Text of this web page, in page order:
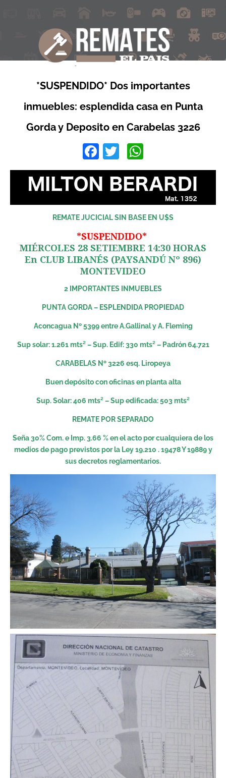
*SUSPENDIDO* Dos importantes
inmuebles: esplendida casa en Punta
Gorda y Deposito en Carabelas 3226
Facebook
Twitter
REMATE JUCICIAL SIN BASE EN U$S
*SUSPENDIDO*
MIÉRCOLES 28 SETIEMBRE 14:30 HORAS
En CLUB LIBANÉS (PAYSANDÚ Nº 896)
MONTEVIDEO
2 IMPORTANTES INMUEBLES
PUNTA GORDA – ESPLENDIDA PROPIEDAD
Aconcagua Nº 5399 entre A.Gallinal y A. Fleming
Sup solar: 1.261 mts² – Sup. Edif: 330 mts² – Padrón 64.721
CARABELAS Nº 3226 esq. Liropeya
Buen depósito con oficinas en planta alta
Sup. Solar: 406 mts² – Sup edificada: 503 mts²
REMATE POR SEPARADO
Seña 30% Com. e Imp. 3.66 % en el acto por cualquiera de los
medios de pago previstos por la Ley 19.210 . 19478 Y 19889 y
sus decretos reglamentarios.